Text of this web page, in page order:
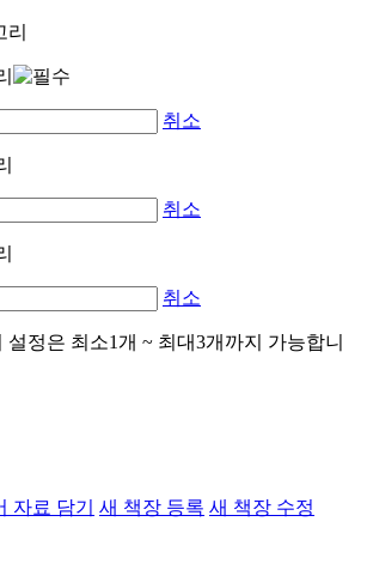
취소
취소
취소
설정은 최소1개 ~ 최대3개까지 가능합니
자료 담기 새 책장 등록 새 책장 수정